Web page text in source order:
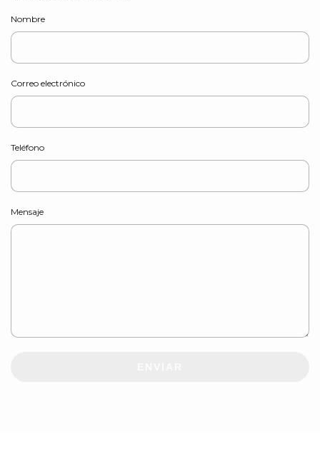
Nombre
Correo electrónico
Teléfono
Mensaje